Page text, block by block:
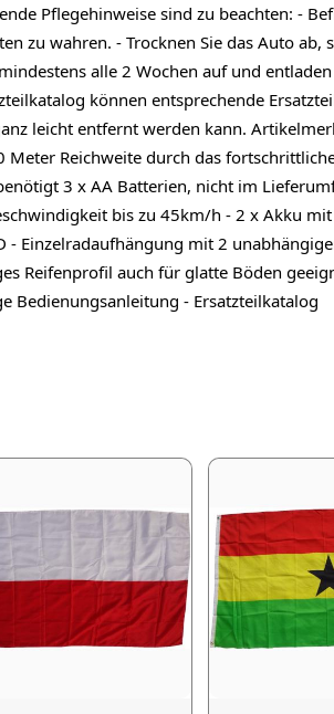
Pflegehinweise sind zu beachten: -
zu wahren. - Trocknen Sie das Auto
alle 2 Wochen auf und
können entsprechende
leicht entfernt werden kann.
Reichweite durch das
3 x AA Batterien, nicht im
bis zu 45km/h - 2 x Akku
- Einzelradaufhängung mit 2
Reifenprofil auch für glatte Böden
Bedienungsanleitung - Ersatzteilkatalog